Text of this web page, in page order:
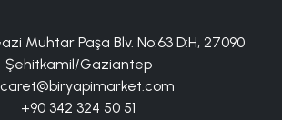
Muhtar Paşa Blv. No:63 D:H, 27090
Şehitkamil/Gaziantep
+90 342 324 50 51